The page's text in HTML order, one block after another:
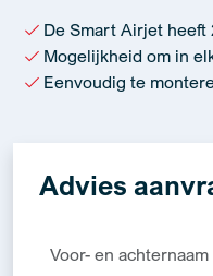
De Smart Airjet
Mogelijkheid om in
Eenvoudig te
Advies